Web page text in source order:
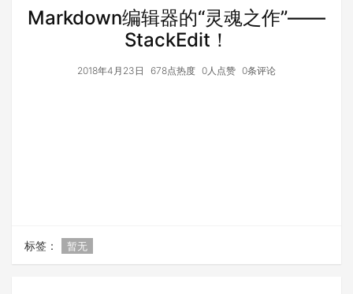
Markdown编辑器的“灵魂之作”——
StackEdit！
2018年4月23日 678点热度 0人点赞 0条评论
标签： 暂无